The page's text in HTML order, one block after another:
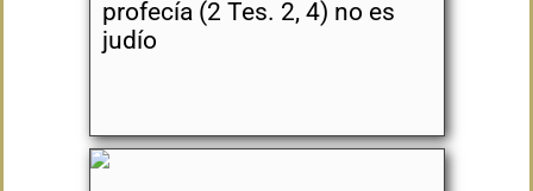
profecía (2 Tes. 2, 4) no es
judío